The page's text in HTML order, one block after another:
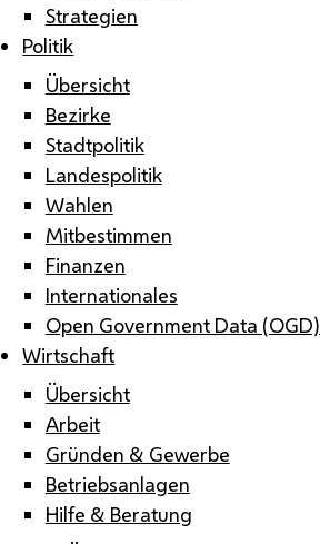
Strategien
Politik
Übersicht
Bezirke
Stadtpolitik
Landespolitik
Wahlen
Mitbestimmen
Finanzen
Internationales
Open Government Data (OGD)
Wirtschaft
Übersicht
Arbeit
Gründen & Gewerbe
Betriebsanlagen
Hilfe & Beratung